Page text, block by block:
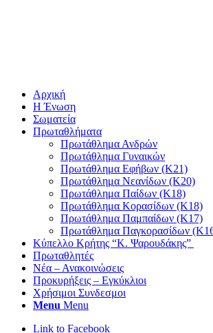
Αρχική
Η Ένωση
Σωματεία
Πρωταθλήματα
Πρωτάθλημα Ανδρών
Πρωτάθλημα Γυναικών
Πρωτάθλημα Εφήβων (Κ21)
Πρωτάθλημα Νεανίδων (Κ20)
Πρωτάθλημα Παίδων (Κ18)
Πρωτάθλημα Κορασίδων (Κ18)
Πρωτάθλημα Παμπαίδων (Κ17)
Πρωτάθλημα Παγκορασίδων
Κύπελλο Κρήτης “Κ. Ψαρουδάκης”
Πρωταθλητές
Νέα – Ανακοινώσεις
Προκυρήξεις – Εγκύκλιοι
Χρήσιμοι Συνδεσμοι
Menu Menu
Link to Facebook